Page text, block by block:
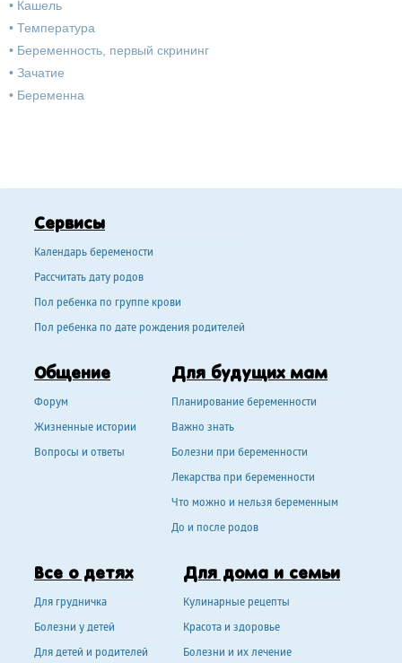
• Кашель
• Температура
• Беременность, первый скрининг
• Зачатие
• Беременна
Сервисы
Календарь беремености
Рассчитать дату родов
Пол ребенка по группе крови
Пол ребенка по дате рождения родителей
Общение
Форум
Жизненные истории
Вопросы и ответы
Для будущих мам
Планирование беременности
Важно знать
Болезни при беременности
Лекарства при беременности
Что можно и нельзя беременным
До и после родов
Все о детях
Для грудничка
Болезни у детей
Для детей и родителей
Для дома и семьи
Кулинарные рецепты
Красота и здоровье
Болезни и их лечение